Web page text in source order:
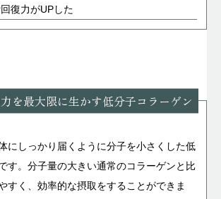
復力がUPした
を最大限に生かす低分子コラーゲン
にしっかり届くように分子を小さくした低
す。分子量の大きい通常のコラーゲンと比
すく、効率的な摂取をすることができま